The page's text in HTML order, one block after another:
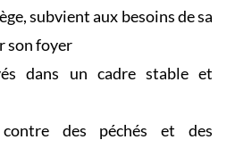
subvient aux besoins de sa
son foyer
dans un cadre stable et
des péchés et des